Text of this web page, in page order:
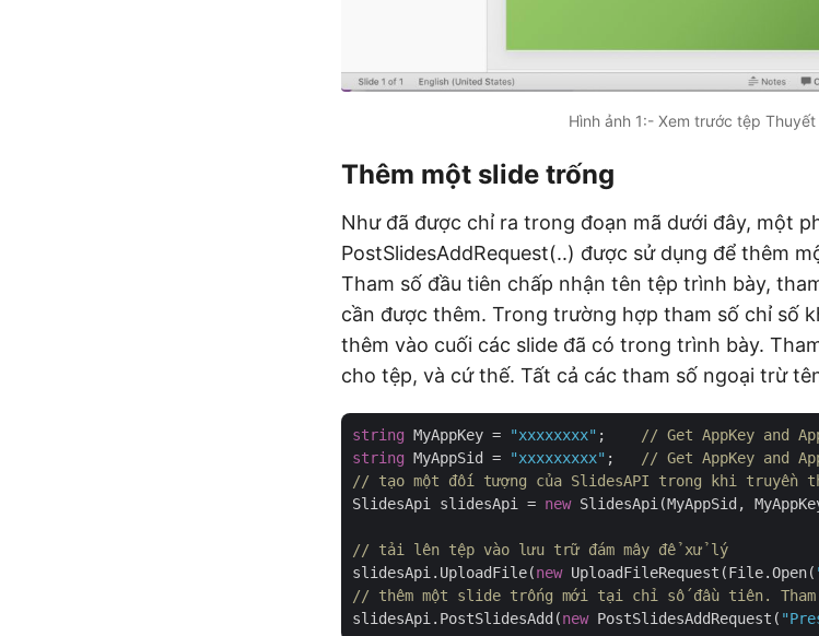
Hình ảnh 1:- Xem trước tệp
Thêm một slide trống
Như đã được chỉ ra trong đoạn mã dưới đây, một
PostSlidesAddRequest(..) được sử dụng để thêm
Tham số đầu tiên chấp nhận tên tệp trình bày,
cần được thêm. Trong trường hợp tham số chỉ số
thêm vào cuối các slide đã có trong trình bày.
cho tệp, và cứ thế. Tất cả các tham số ngoại trừ
string MyAppKey = "xxxxxxxx" ;
// Get AppKey and
string MyAppSid = "xxxxxxxxx" ;
// Get AppKey and
// tạo một đối tượng của SlidesAPI trong khi truyền
SlidesApi slidesApi = new SlidesApi(MyAppSid,
// tải lên tệp vào lưu trữ đám mây để xử lý
slidesApi.UploadFile(new UploadFileRequest(File.Open(
// thêm một slide trống mới tại chỉ số đầu tiên.
slidesApi.PostSlidesAdd(new PostSlidesAddRequest(